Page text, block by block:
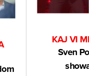
KAJ VI
Sven